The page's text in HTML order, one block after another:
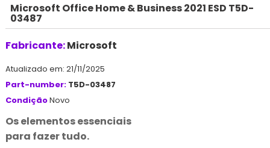
Microsoft Office Home & Business 2021 ESD T5D-
03487
Fabricante:Microsoft
Atualizado em: 21/11/2025
Part-number: T5D-03487
CondiçãoNovo
Os elementos essenciais
para fazer tudo.